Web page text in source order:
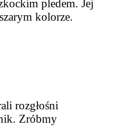
pledem. Jej
kolorze.
rozgłośni
Zróbmy